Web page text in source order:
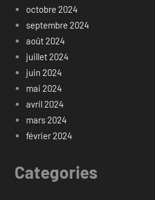
octobre 2024
septembre 2024
août 2024
juillet 2024
juin 2024
mai 2024
avril 2024
mars 2024
février 2024
Categories